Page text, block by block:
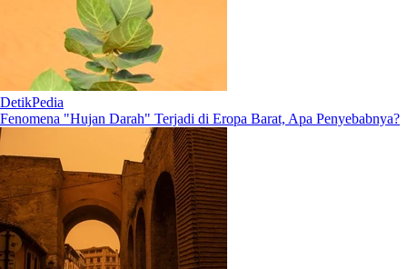
DetikPedia
Fenomena "Hujan Darah" Terjadi di Eropa Barat, Apa Penyebabnya?